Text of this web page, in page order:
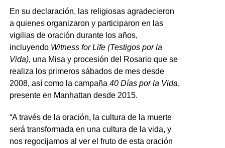
En su declaración, las religiosas agradecieron
a quienes organizaron y participaron en las
vigilias de oración durante los años,
incluyendo Witness for Life (Testigos por la
Vida), una Misa y procesión del Rosario que se
realiza los primeros sábados de mes desde
2008, así como la campaña 40 Días por la Vida,
presente en Manhattan desde 2015.
“A través de la oración, la cultura de la muerte
será transformada en una cultura de la vida, y
nos regocijamos al ver el fruto de esta oración